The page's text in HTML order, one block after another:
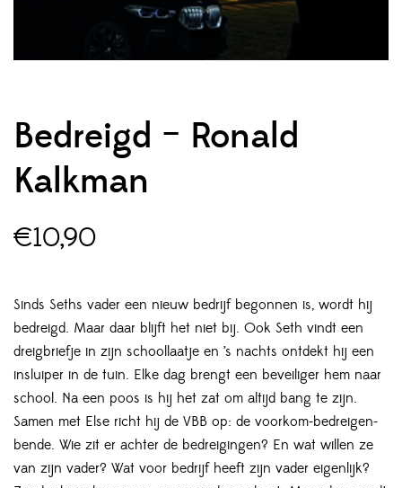
Bedreigd – Ronald
Kalkman
€10,90
Sinds Seths vader een nieuw bedrijf begonnen is, wordt hij
bedreigd. Maar daar blijft het niet bij. Ook Seth vindt een
dreigbriefje in zijn schoollaatje en ’s nachts ontdekt hij een
insluiper in de tuin. Elke dag brengt een beveiliger hem naar
school. Na een poos is hij het zat om altijd bang te zijn.
Samen met Else richt hij de VBB op: de voorkom-bedreigen-
bende. Wie zit er achter de bedreigingen? En wat willen ze
van zijn vader? Wat voor bedrijf heeft zijn vader eigenlijk?